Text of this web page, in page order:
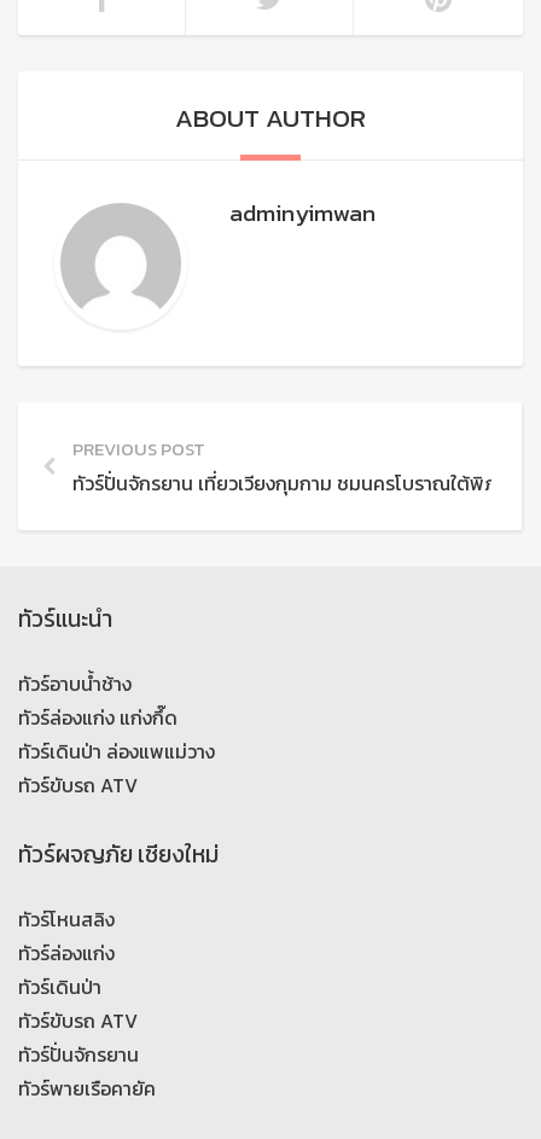
ABOUT AUTHOR
adminyimwan
PREVIOUS POST
ทัวร์ปั่นจักรยาน เที่ยวเวียงกุมกาม ชมนครโบราณใต้พิภพ เชี
ทัวร์แนะนำ
ทัวร์อาบน้ำช้าง
ทัวร์ล่องแก่ง แก่งกึ๊ด
ทัวร์เดินป่า ล่องแพแม่วาง
ทัวร์ขับรถ ATV
ทัวร์ผจญภัย เชียงใหม่
ทัวร์โหนสลิง
ทัวร์ล่องแก่ง
ทัวร์เดินป่า
ทัวร์ขับรถ ATV
ทัวร์ปั่นจักรยาน
ทัวร์พายเรือคายัค